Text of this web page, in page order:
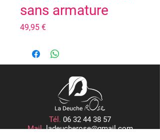
sans armature
49,95 €Prix
Tél. 06 32 44 38 57
Mail.ladeucherose@gmail.com